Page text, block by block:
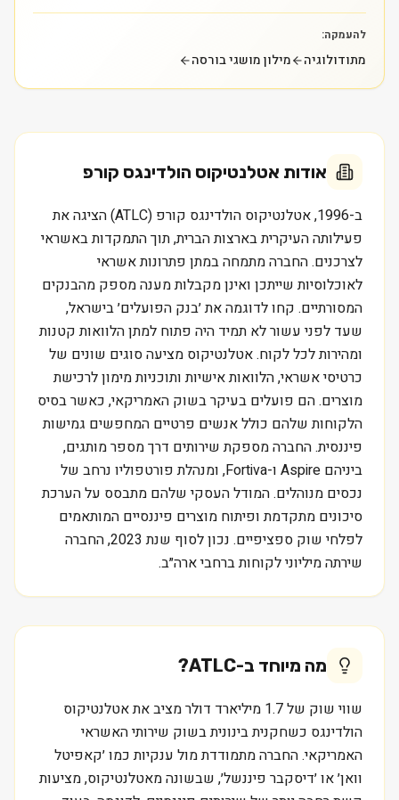
להעמקה:
מתודולוגיה מילון מושגי בורסה
אודות אטלנטיקוס הולדינגס קורפ
ב-1996, אטלנטיקוס הולדינגס קורפ (ATLC) הציגה את
פעילותה העיקרית בארצות הברית, תוך התמקדות באשראי
לצרכנים. החברה מתמחה במתן פתרונות אשראי
לאוכלוסיות שייתכן ואינן מקבלות מענה מספק מהבנקים
המסורתיים. קחו לדוגמה את ׳בנק הפועלים׳ בישראל,
שעד לפני עשור לא תמיד היה פתוח למתן הלוואות קטנות
ומהירות לכל לקוח. אטלנטיקוס מציעה סוגים שונים של
כרטיסי אשראי, הלוואות אישיות ותוכניות מימון לרכישת
מוצרים. הם פועלים בעיקר בשוק האמריקאי, כאשר בסיס
הלקוחות שלהם כולל אנשים פרטיים המחפשים גמישות
פיננסית. החברה מספקת שירותים דרך מספר מותגים,
ביניהם Aspire ו-Fortiva, ומנהלת פורטפוליו נרחב של
נכסים מנוהלים. המודל העסקי שלהם מתבסס על הערכת
סיכונים מתקדמת ופיתוח מוצרים פיננסיים המותאמים
לפלחי שוק ספציפיים. נכון לסוף שנת 2023, החברה
שירתה מיליוני לקוחות ברחבי ארה״ב.
מה מיוחד ב-ATLC
?
שווי שוק של 1.7 מיליארד דולר מציב את אטלנטיקוס
הולדינגס כשחקנית בינונית בשוק שירותי האשראי
האמריקאי. החברה מתמודדת מול ענקיות כמו ׳קאפיטל
וואן׳ או ׳דיסקבר פיננשל׳, שבשונה מאטלנטיקוס, מציעות